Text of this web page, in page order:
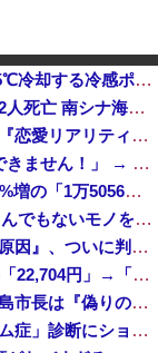
【画像】NASAが開発、着るだけで瞬時に-15℃冷却する冷感ポンチョが3,980円ｗｗｗｗｗ
【速報】中国の海警局と中国海軍の船が衝突2人死亡 南シナ海でフィリピン船を追跡中他
【悲報】ゆうちゃみの暴露で浮き彫りになる『恋愛リアリティー番組』の裏側がヤバイ・・・・・
【悲報】財務省「レジ都合で消費税を0％にできません！」 → X民「指定ゴミ袋を買ってレシート見たら消費税はゼロになるんだけど？」ｗｗｗｗｗｗｗｗ...
【速報】人事院、2年連続で国家公務員月給3%増の「1万5056円」引き上げ勧告 2年で6%超え
好きな女の子から預かったHDDの中から、とんでもないモノを発見してしまった
【悲報】日本の盆踊りがオワコンになった『原因』、ついに判明する・・・・・
『クローバー』全巻「99円」セール！全43巻「22,704円」→「4,257円」！実写ドラマ化もされたチャンピオンが誇る名作ヤンキー漫画！『ドロ...
【平和宣言を非難】ロシア外務省報道官「広島市長は『偽りの呪文』繰り返している」
【悲報】倉持由香、息子の「自閉スペクトラム症」診断にショックで涙… 見逃していた乳幼児期のサインとは？